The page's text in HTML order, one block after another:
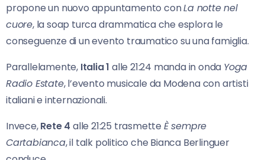
propone un nuovo appuntamento conLa notte nel
cuore, la soap turca drammatica che esplora le
conseguenze di un evento traumatico su una famiglia.
Parallelamente, Italia 1 alle 21:24 manda in onda Yoga
Radio Estate, l’evento musicale da Modena con artisti
italiani e internazionali.
Invece,Rete 4 alle 21:25 trasmette È sempre
Cartabianca, il talk politico che Bianca Berlinguer